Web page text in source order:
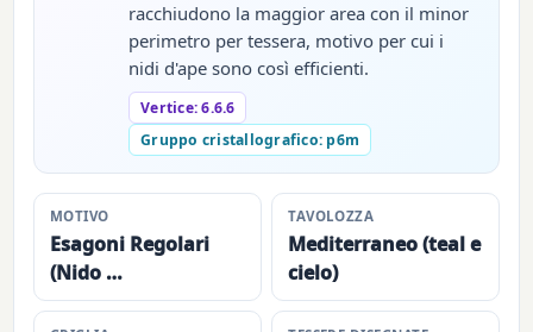
racchiudono la maggior area con il minor
perimetro per tessera, motivo per cui i
nidi d'ape sono così efficienti.
Vertice: 6.6.6
Gruppo cristallografico: p6m
MOTIVO
Esagoni Regolari
(Nido …
TAVOLOZZA
Mediterraneo (teal e
cielo)